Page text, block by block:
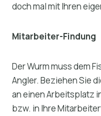
doch mal mit Ihren
Mitarbeiter-Findung
Der Wurm muss dem
Angler. Beziehen Sie
an einen Arbeitsplatz
bzw. in Ihre